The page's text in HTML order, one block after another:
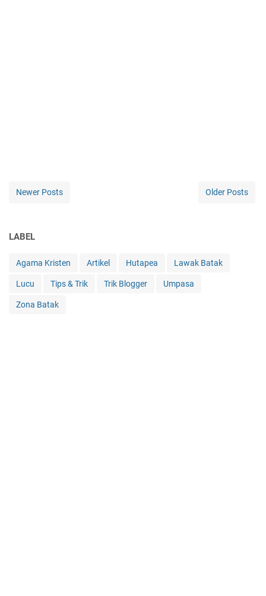
Newer Posts Older Posts
LABEL
Agama Kristen Artikel Hutapea Lawak Batak
Lucu Tips & Trik Trik Blogger Umpasa
Zona Batak